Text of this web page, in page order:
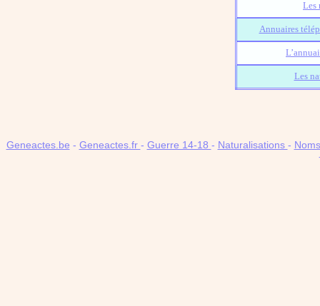
Les
Annuaires
Les
Geneactes.be - Geneactes.fr - Guerre 14-18 - Naturalisations -